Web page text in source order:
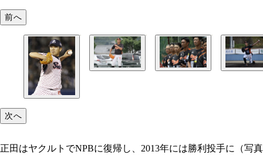
練習環境の厳しいなか独立リーグで10年もプレー
弓岡監督（左端）も正田（左から５人目）に全幅
を置いていた
選手晩年の正田は老練な投球術で勝負していた
前へ
次へ
正田はヤクルトでNPBに復帰し、2013年には勝利投手に（写真